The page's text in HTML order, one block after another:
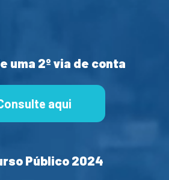
uma 2º via de conta
aqui
Público 2024